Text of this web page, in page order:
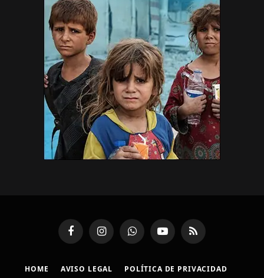
FacebookInstagramWhatsAppYouTubeRSS
HOME AVISO LEGAL POLÍTICA DE PRIVACIDAD